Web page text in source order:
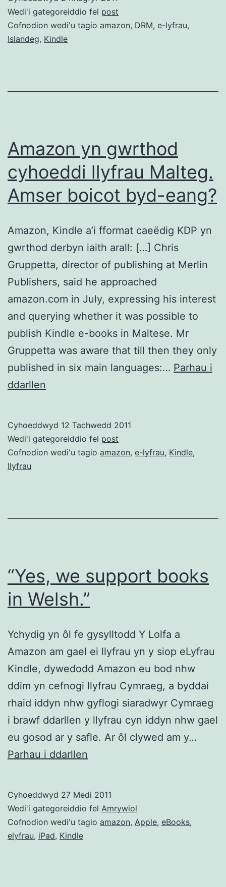
argaeledd
ieithoedd
Wedi'i gategoreiddio fel post
Cofnodion wedi'u tagio amazon, DRM, e-lyfrau,
Islandeg, Kindle
Amazon yn gwrthod
cyhoeddi llyfrau Malteg.
Amser boicot byd-eang?
Amazon, Kindle a’i fformat caeëdig KDP yn
gwrthod derbyn iaith arall: […] Chris
Gruppetta, director of publishing at Merlin
Publishers, said he approached
amazon.com in July, expressing his interest
and querying whether it was possible to
publish Kindle e-books in Maltese. Mr
Gruppetta was aware that till then they only
published in six main languages:… Parhau i
ddarllen
cyhoeddi
llyfrau
byd-
Cyhoeddwyd 12 Tachwedd 2011
Wedi'i gategoreiddio fel post
Cofnodion wedi'u tagio amazon, e-lyfrau, Kindle,
llyfrau
“Yes, we support books
in Welsh.”
Ychydig yn ôl fe gysylltodd Y Lolfa a
Amazon am gael ei llyfrau yn y siop eLyfrau
Kindle, dywedodd Amazon eu bod nhw
ddim yn cefnogi llyfrau Cymraeg, a byddai
rhaid iddyn nhw gyflogi siaradwyr Cymraeg
i brawf ddarllen y llyfrau cyn iddyn nhw gael
eu gosod ar y safle. Ar ôl clywed am y…
Parhau i ddarllen
books
in
Cyhoeddwyd 27 Medi 2011
Wedi'i gategoreiddio fel Amrywiol
Cofnodion wedi'u tagio amazon, Apple, eBooks,
elyfrau, iPad, Kindle